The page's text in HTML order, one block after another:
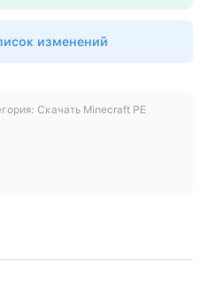
473
95
изменений
Скачать Minecraft PE